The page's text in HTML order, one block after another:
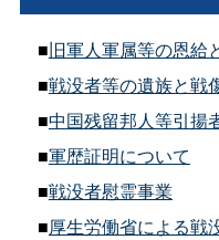
■旧軍人軍属等の恩給
■戦没者等の遺族と戦
■中国残留邦人等引揚
■軍歴証明について
■戦没者慰霊事業
■厚生労働省による戦